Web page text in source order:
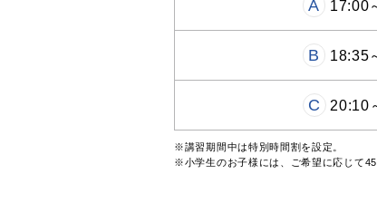
A 17:00
B 18:35
C 20:10
※講習期間中は特別時間割を設定。
※小学生のお子様には、ご希望に応じて45